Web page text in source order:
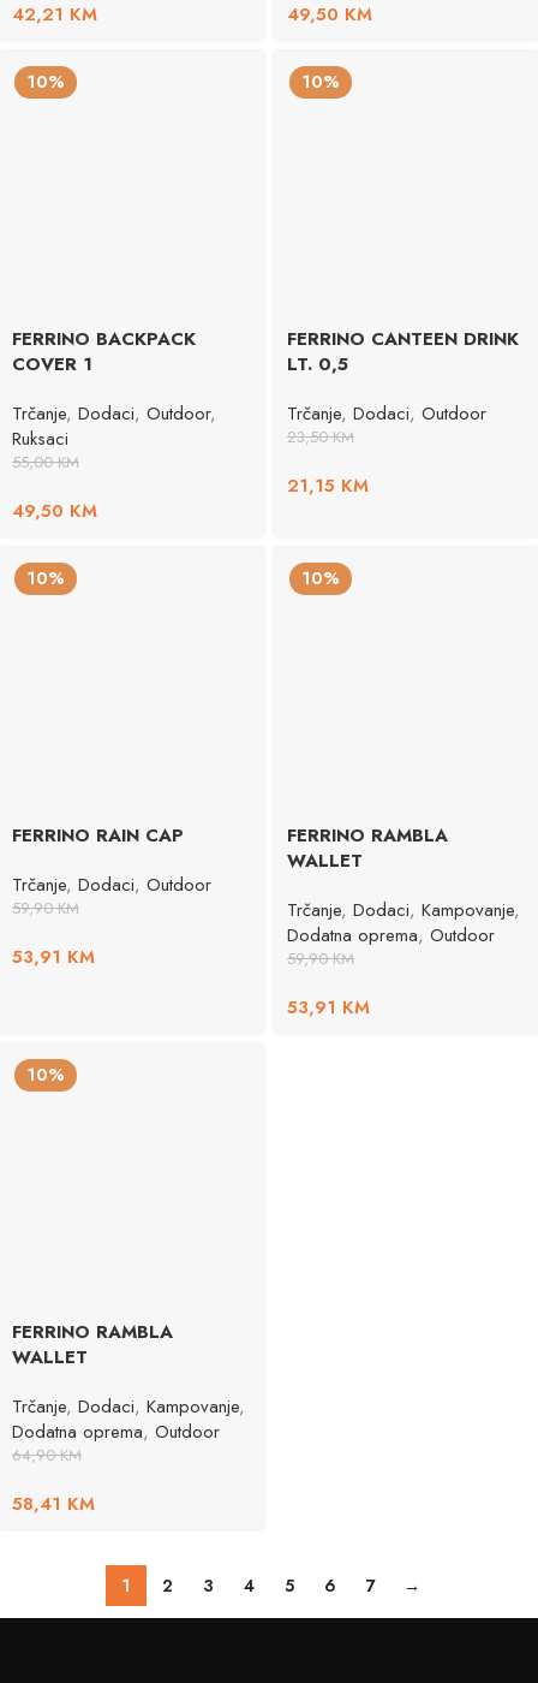
42,21 KM 49,50 KM
10%
FERRINO BACKPACK
COVER 1
Trčanje, Dodaci, Outdoor,
Ruksaci
55,00KM
49,50 KM
10%
FERRINO CANTEEN DRINK
LT. 0,5
Trčanje, Dodaci, Outdoor
23,50KM
21,15 KM
10%
FERRINO RAIN CAP
Trčanje, Dodaci, Outdoor
59,90KM
53,91 KM
10%
FERRINO RAMBLA
WALLET
Trčanje, Dodaci, Kampovanje,
Dodatna oprema, Outdoor
59,90KM
53,91 KM
10%
FERRINO RAMBLA
WALLET
Trčanje, Dodaci, Kampovanje,
Dodatna oprema, Outdoor
64,90KM
58,41 KM
1 2 3 4 5 6 7 →